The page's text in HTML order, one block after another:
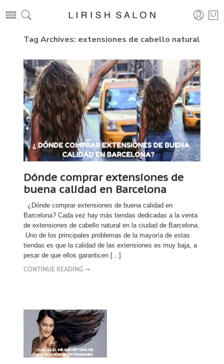
Tag Archives: extensiones de cabello natural
Dónde comprar extensiones de
buena calidad en Barcelona
¿Dónde comprar extensiones de buena calidad en
Barcelona? Cada vez hay más tiendas dedicadas a la venta
de extensiones de cabello natural en la ciudad de Barcelona.
Uno de los principales problemas de la mayoría de estas
tiendas es que la calidad de las extensiones es muy baja, a
pesar de que ellos garanticen […]
CONTINUE READING ➞